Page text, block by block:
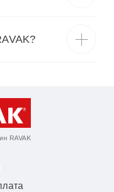
RAVAK